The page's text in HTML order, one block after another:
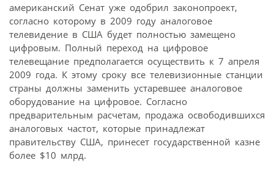
американский Сенат уже одобрил законопроект,
согласно которому в 2009 году аналоговое
телевидение в США будет полностью замещено
цифровым. Полный переход на цифровое
телевещание предполагается осуществить к 7 апреля
2009 года. К этому сроку все телевизионные станции
страны должны заменить устаревшее аналоговое
оборудование на цифровое. Согласно
предварительным расчетам, продажа освободившихся
аналоговых частот, которые принадлежат
правительству США, принесет государственной казне
более $10 млрд.